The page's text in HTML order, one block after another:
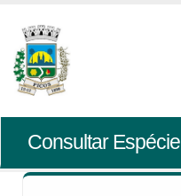
Consultar Espécie